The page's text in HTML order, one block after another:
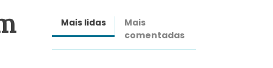
Mais lidas
Mais
comentadas